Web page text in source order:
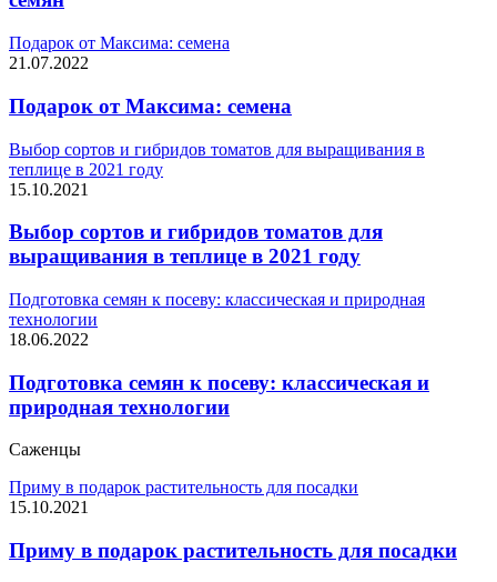
Подарок от Максима: семена
21.07.2022
Подарок от Максима: семена
Выбор сортов и гибридов томатов для выращивания в
теплице в 2021 году
15.10.2021
Выбор сортов и гибридов томатов для
выращивания в теплице в 2021 году
Подготовка семян к посеву: классическая и природная
технологии
18.06.2022
Подготовка семян к посеву: классическая и
природная технологии
Саженцы
Приму в подарок растительность для посадки
15.10.2021
Приму в подарок растительность для посадки